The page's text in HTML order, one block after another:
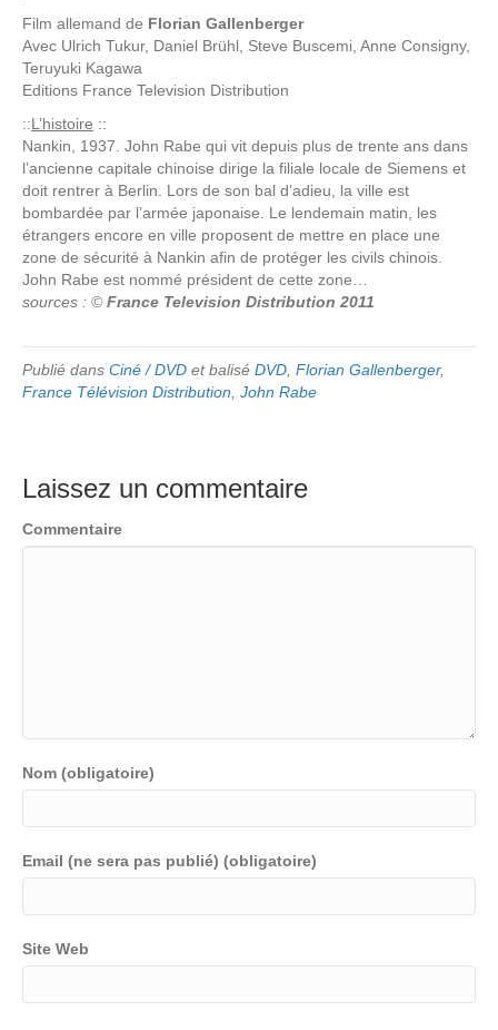
Film allemand de Florian Gallenberger
Avec Ulrich Tukur, Daniel Brühl, Steve Buscemi, Anne Consigny,
Teruyuki Kagawa
Editions France Television Distribution
::L’histoire ::
Nankin, 1937. John Rabe qui vit depuis plus de trente ans dans
l’ancienne capitale chinoise dirige la filiale locale de Siemens et
doit rentrer à Berlin. Lors de son bal d’adieu, la ville est
bombardée par l’armée japonaise. Le lendemain matin, les
étrangers encore en ville proposent de mettre en place une
zone de sécurité à Nankin afin de protéger les civils chinois.
John Rabe est nommé président de cette zone…
sources : ©France Television Distribution 2011
Publié dans Ciné / DVD et balisé DVD Florian Gallenberger,
France Télévision Distribution John Rabe
Laissez un commentaire
Commentaire
Nom (obligatoire)
Email (ne sera pas publié) (obligatoire)
Site Web